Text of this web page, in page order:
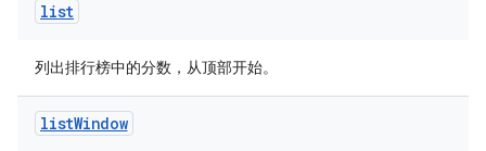
list
列出排行榜中的分数，从顶部开始。
listWindow